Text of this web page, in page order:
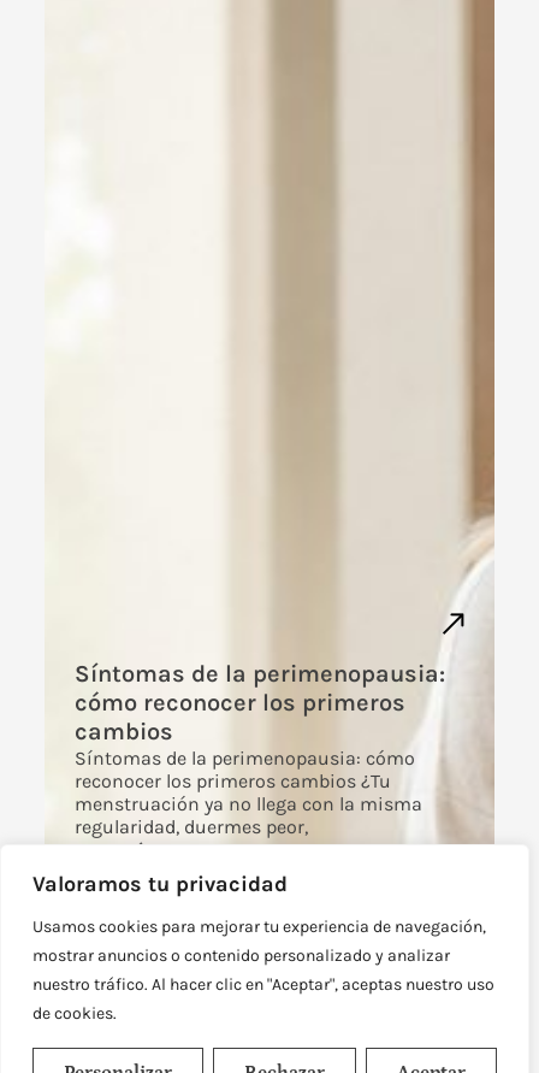
Valoramos tu privacidad
Usamos cookies para mejorar tu experiencia de navegación,
mostrar anuncios o contenido personalizado y analizar
nuestro tráfico. Al hacer clic en "Aceptar", aceptas nuestro uso
de cookies.
Síntomas de la perimenopausia:
cómo reconocer los primeros
cambios
Síntomas de la perimenopausia: cómo
reconocer los primeros cambios ¿Tu
menstruación ya no llega con la misma
regularidad, duermes peor,
Leer más